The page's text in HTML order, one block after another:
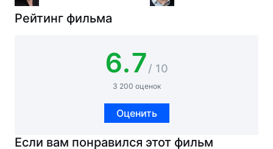
Рейтинг фильма
6.7/ 10
3 200 оценок
Оценить
Если вам понравился этот фильм